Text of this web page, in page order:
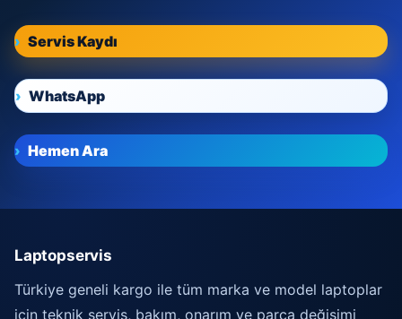
Servis Kaydı
WhatsApp
Hemen Ara
Laptopservis
Türkiye geneli kargo ile tüm marka ve model laptoplar
için teknik servis, bakım, onarım ve parça değişimi